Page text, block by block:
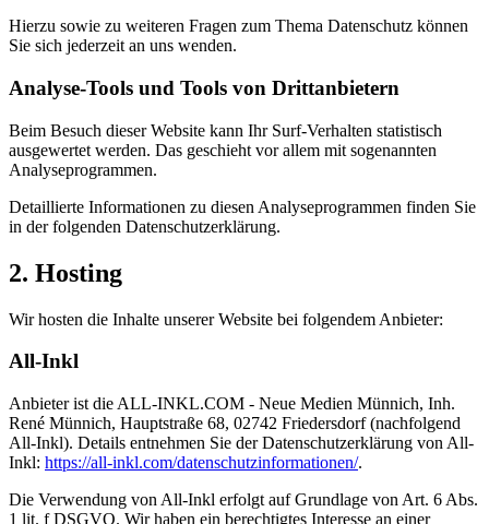
Hierzu sowie zu weiteren Fragen zum Thema Datenschutz können
Sie sich jederzeit an uns wenden.
Analyse-Tools und Tools von Dritt­anbietern
Beim Besuch dieser Website kann Ihr Surf-Verhalten statistisch
ausgewertet werden. Das geschieht vor allem mit sogenannten
Analyseprogrammen.
Detaillierte Informationen zu diesen Analyseprogrammen finden Sie
in der folgenden Datenschutzerklärung.
2. Hosting
Wir hosten die Inhalte unserer Website bei folgendem Anbieter:
All-Inkl
Anbieter ist die ALL-INKL.COM - Neue Medien Münnich, Inh.
René Münnich, Hauptstraße 68, 02742 Friedersdorf (nachfolgend
All-Inkl). Details entnehmen Sie der Datenschutzerklärung von All-
Inkl: https://all-inkl.com/datenschutzinformationen/.
Die Verwendung von All-Inkl erfolgt auf Grundlage von Art. 6 Abs.
1 lit. f DSGVO. Wir haben ein berechtigtes Interesse an einer